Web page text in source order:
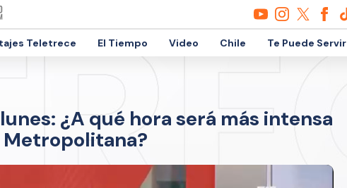
Teletrece El Tiempo Video Chile Te Puede Servir
¿A qué hora será más intensa
Metropolitana?